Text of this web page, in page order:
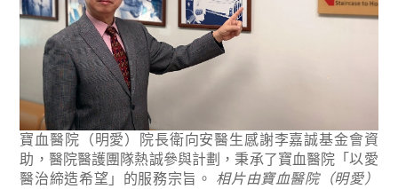
寶血醫院（明愛）院長衛向安醫生感謝李嘉誠基金會資
助，醫院醫護團隊熱誠參與計劃，秉承了寶血醫院「以愛
醫治締造希望」的服務宗旨。
相片由寶血醫院（明愛）